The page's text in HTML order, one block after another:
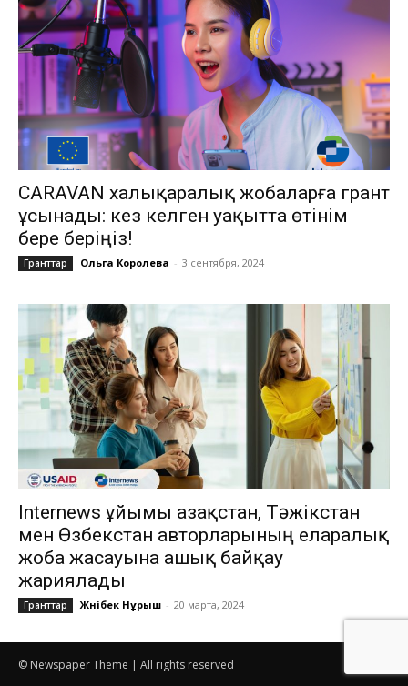
CARAVAN халықаралық жобаларға грант
ұсынады: кез келген уақытта өтінім
бере беріңіз!
Гранттар Ольга Королева - 3 сентября, 2024
Internews ұйымы Қазақстан, Тәжікстан
мен Өзбекстан авторларының еларалық
жоба жасауына ашық байқау
жариялады
Гранттар Жәнібек Нұрыш - 20 марта, 2024
© Newspaper Theme | All rights reserved